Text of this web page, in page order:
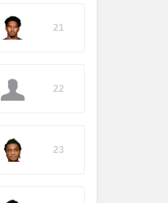
21
22
23